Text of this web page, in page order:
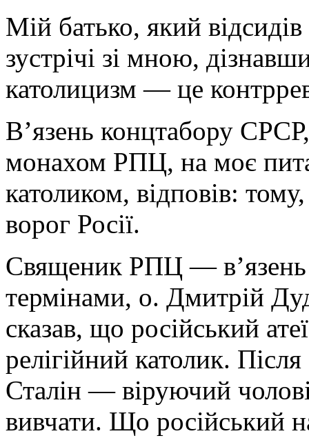
Мій батько, який
зустрічі зі мною,
католицизм — це
В’язень концтабору
монахом РПЦ, на моє
католиком, відповів:
ворог Росії.
Священик РПЦ — в’язень
термінами, о. Дмитрій
сказав, що російський
релігійний католик.
Сталін — віруючий
вивчати. Що російський